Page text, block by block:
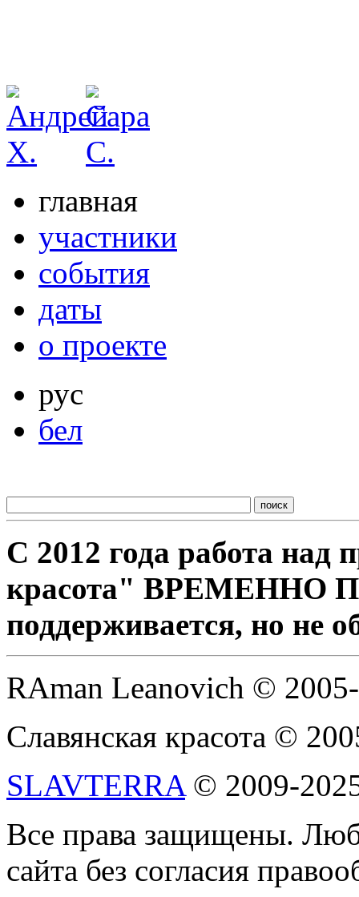
главная
участники
события
даты
о проекте
рус
бел
С 2012 года работа над
красота" ВРЕМЕННО
поддерживается, но не
RAman Leanovich ©
Славянская красота ©
SLAVTERRA© 2009-
Все права защищены.
сайта без согласия